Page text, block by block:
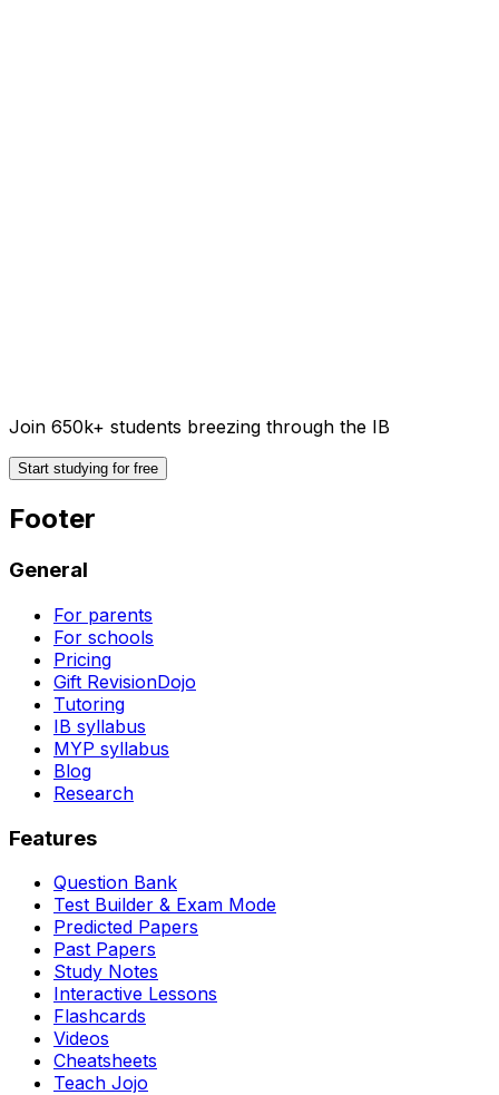
Join 650k+ students breezing through the IB
Start studying for free
Footer
General
For parents
For schools
Pricing
Gift RevisionDojo
Tutoring
IB syllabus
MYP syllabus
Blog
Research
Features
Question Bank
Test Builder & Exam Mode
Predicted Papers
Past Papers
Study Notes
Interactive Lessons
Flashcards
Videos
Cheatsheets
Teach Jojo